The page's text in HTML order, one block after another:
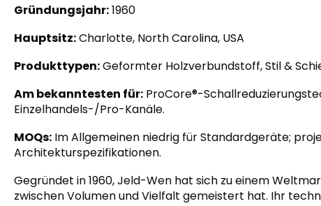
Gründungsjahr:1960
Hauptsitz:Charlotte, North Carolina, USA
Produkttypen:Geformter Holzverbundstoff, Stil &
Am bekanntesten für: ProCore®-
Einzelhandels-/Pro-Kanäle.
MOQs: Im Allgemeinen niedrig für Standardgeräte;
Architekturspezifikationen.
Gegründet in 1960, Jeld-Wen hat sich zu einem
zwischen Volumen und Vielfalt gemeistert hat. Ihr